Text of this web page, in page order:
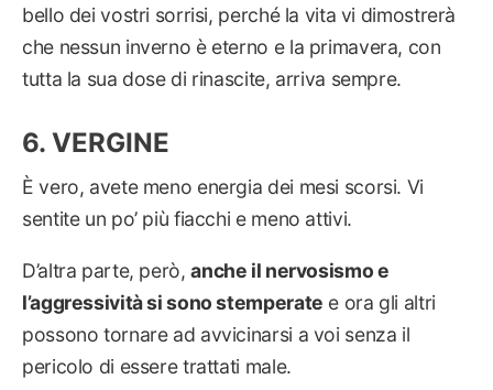
bello dei vostri sorrisi, perché la vita vi dimostrerà
che nessun inverno è eterno e la primavera, con
tutta la sua dose di rinascite, arriva sempre.
VERGINE
È vero, avete meno energia dei mesi scorsi. Vi
sentite un po’ più fiacchi e meno attivi.
D’altra parte, però,anche il nervosismo e
l’aggressività si sono stemperate e ora gli altri
possono tornare ad avvicinarsi a voi senza il
pericolo di essere trattati male.